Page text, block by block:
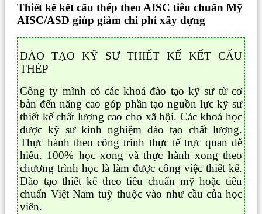
Thiết kế kết cấu thép theo AISC tiêu chuẩn Mỹ
AISC/ASD giúp giảm chi phí xây dựng
ĐÀO TẠO KỸ SƯ THIẾT KẾ KẾT CẤU
THÉP
Công ty mình có các khoá đào tạo kỹ sư từ cơ
bản đến năng cao góp phần tạo nguồn lực kỹ sư
thiết kế chất lượng cao cho xã hội. Các khoá học
được kỹ sư kinh nghiệm đào tạo chất lượng.
Thực hành theo công trình thực tế trực quan dễ
hiểu. 100% học xong và thực hành xong theo
chương trình học là làm được công việc thiết kế.
Đào tạo thiết kế theo tiêu chuẩn mỹ hoặc tiêu
chuẩn Việt Nam tuỳ thuộc vào như cầu của học
viên.